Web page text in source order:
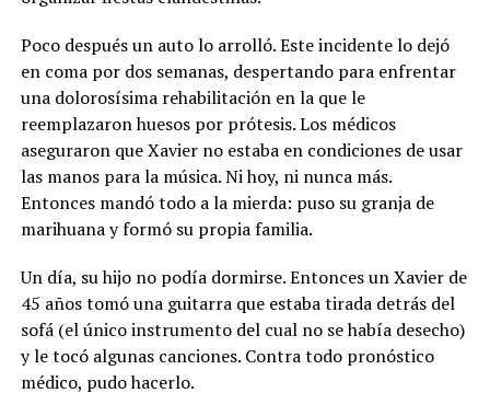
Poco después un auto lo arrolló. Este incidente lo dejó
en coma por dos semanas, despertando para enfrentar
una dolorosísima rehabilitación en la que le
reemplazaron huesos por prótesis. Los médicos
aseguraron que Xavier no estaba en condiciones de usar
las manos para la música. Ni hoy, ni nunca más.
Entonces mandó todo a la mierda: puso su granja de
marihuana y formó su propia familia.
Un día, su hijo no podía dormirse. Entonces un Xavier de
45 años tomó una guitarra que estaba tirada detrás del
sofá (el único instrumento del cual no se había desecho)
y le tocó algunas canciones. Contra todo pronóstico
médico, pudo hacerlo.